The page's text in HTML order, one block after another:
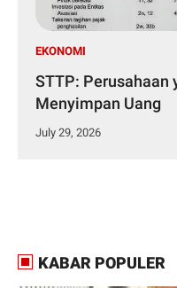
EKONOMI
STTP: Perusahaan
Menyimpan Uang
July 29, 2026
KABAR POPULER